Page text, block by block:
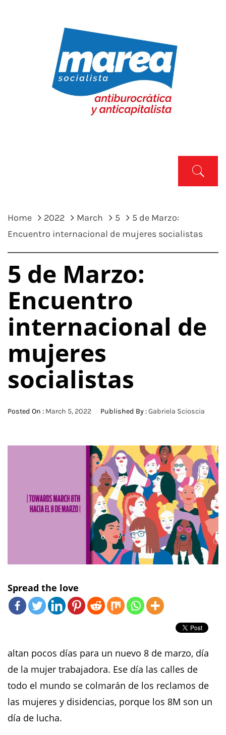
MAREA SOCIALISTA
Home 2022 March 5
5 de Marzo:
Encuentro internacional de mujeres socialistas
5 de Marzo:
Encuentro
internacional de
mujeres
socialistas
Posted On : March 5, 2022 Published By :Gabriela Scioscia
Spread the love
altan pocos días para un nuevo 8 de marzo, día
de la mujer trabajadora. Ese día las calles de
todo el mundo se colmarán de los reclamos de
las mujeres y disidencias, porque los 8M son un
día de lucha.